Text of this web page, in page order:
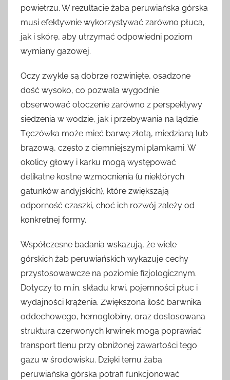
powietrzu. W rezultacie żaba peruwiańska górska
musi efektywnie wykorzystywać zarówno płuca,
jak i skórę, aby utrzymać odpowiedni poziom
wymiany gazowej.
Oczy zwykle są dobrze rozwinięte, osadzone
dość wysoko, co pozwala wygodnie
obserwować otoczenie zarówno z perspektywy
siedzenia w wodzie, jak i przebywania na lądzie.
Tęczówka może mieć barwę złotą, miedzianą lub
brązową, często z ciemniejszymi plamkami. W
okolicy głowy i karku mogą występować
delikatne kostne wzmocnienia (u niektórych
gatunków andyjskich), które zwiększają
odporność czaszki, choć ich rozwój zależy od
konkretnej formy.
Współczesne badania wskazują, że wiele
górskich żab peruwiańskich wykazuje cechy
przystosowawcze na poziomie fizjologicznym.
Dotyczy to m.in. składu krwi, pojemności płuc i
wydajności krążenia. Zwiększona ilość barwnika
oddechowego, hemoglobiny, oraz dostosowana
struktura czerwonych krwinek mogą poprawiać
transport tlenu przy obniżonej zawartości tego
gazu w środowisku. Dzięki temu żaba
peruwiańska górska potrafi funkcjonować